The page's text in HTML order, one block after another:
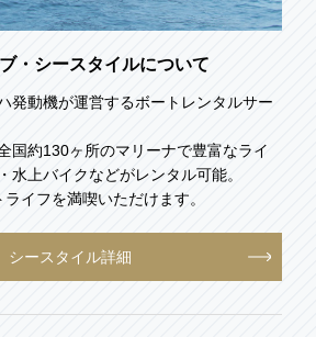
・シースタイルについて
発動機が運営するボートレンタルサー
国約130ヶ所のマリーナで豊富なライ
水上バイクなどがレンタル可能。
イフを満喫いただけます。
シースタイル詳細